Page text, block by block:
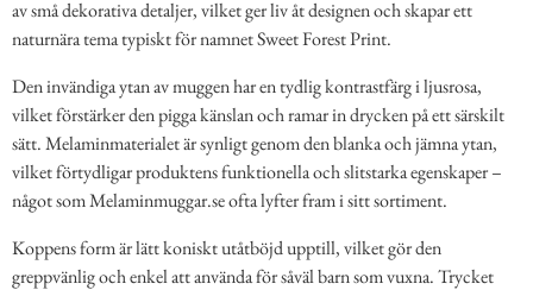
av små dekorativa detaljer, vilket ger liv åt designen och skapar ett
naturnära tema typiskt för namnet Sweet Forest Print.
Den invändiga ytan av muggen har en tydlig kontrastfärg i ljusrosa,
vilket förstärker den pigga känslan och ramar in drycken på ett särskilt
sätt. Melaminmaterialet är synligt genom den blanka och jämna ytan,
vilket förtydligar produktens funktionella och slitstarka egenskaper –
något som Melaminmuggar.se ofta lyfter fram i sitt sortiment.
Koppens form är lätt koniskt utåtböjd upptill, vilket gör den
greppvänlig och enkel att använda för såväl barn som vuxna. Trycket